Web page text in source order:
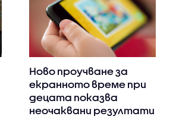
Ново проучване за
екранното време при
децата показва
неочаквани резултати